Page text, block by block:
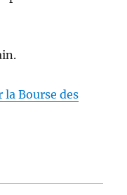
la Bourse des